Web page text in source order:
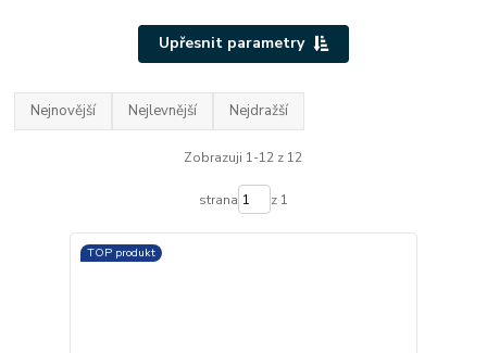
Upřesnit parametry
Nejnovější Nejlevnější Nejdražší
Zobrazuji 1-12 z 12
strana z 1
TOP produkt